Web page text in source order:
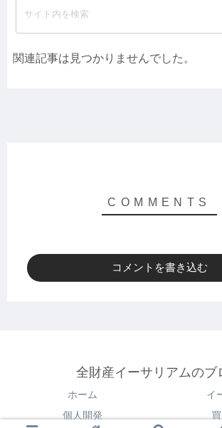
関連記事は見つかりませんでした。
コメントを書き込む
全財産イーサリアムのブ
ホーム
イ
個人開発